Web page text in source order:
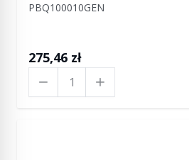
PBQ100010GEN
275,46 zł